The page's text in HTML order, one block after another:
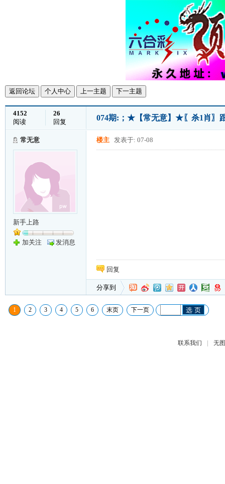
返回论坛 个人中心 上一主题 下一主题
4152
阅读
26
回复
074期:；★【常无意】★〖杀1肖〗
常无意
新手上路
加关注 发消息
楼主 发表于: 07-08
回复
分享到
1 2 3 4 5 6 末页 下一页 选 页
联系我们 | 无